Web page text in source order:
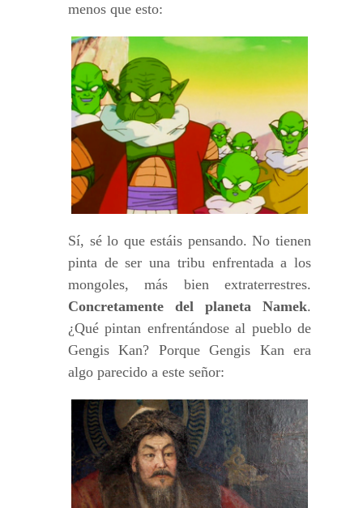
menos que esto:
Sí, sé lo que estáis pensando. No tienen
pinta de ser una tribu enfrentada a los
mongoles, más bien extraterrestres.
Concretamente del planeta Namek.
¿Qué pintan enfrentándose al pueblo de
Gengis Kan? Porque Gengis Kan era
algo parecido a este señor: